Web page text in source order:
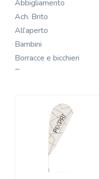
Abbigliamento
Ach. Brito
All’aperto
Bambini
Borracce e bicchieri
Borse
InfiniteBook
Penne e scrittura
Personale e Viaggi